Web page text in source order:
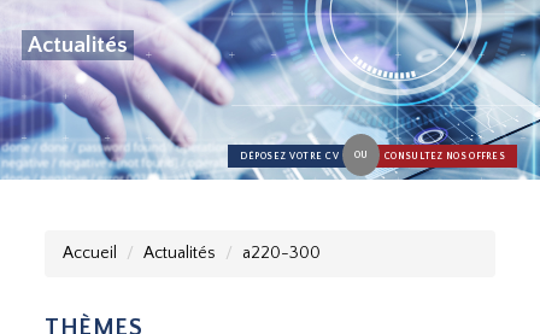
Actualités
DÉPOSEZ VOTRE CV OU CONSULTEZ NOS OFFRES
Accueil Actualités a220-300
THÈMES